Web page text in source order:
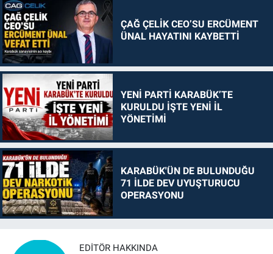
ÇAĞ ÇELİK CEO’SU ERCÜMENT
ÜNAL HAYATINI KAYBETTİ
YENİ PARTİ KARABÜK’TE
KURULDU İŞTE YENİ İL
YÖNETİMİ
KARABÜK'ÜN DE BULUNDUĞU
71 İLDE DEV UYUŞTURUCU
OPERASYONU
EDITÖR HAKKINDA